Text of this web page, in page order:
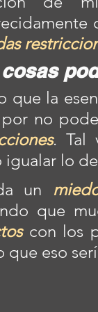
que la
no
. Tal
igualar lo
un
que
con los
que eso